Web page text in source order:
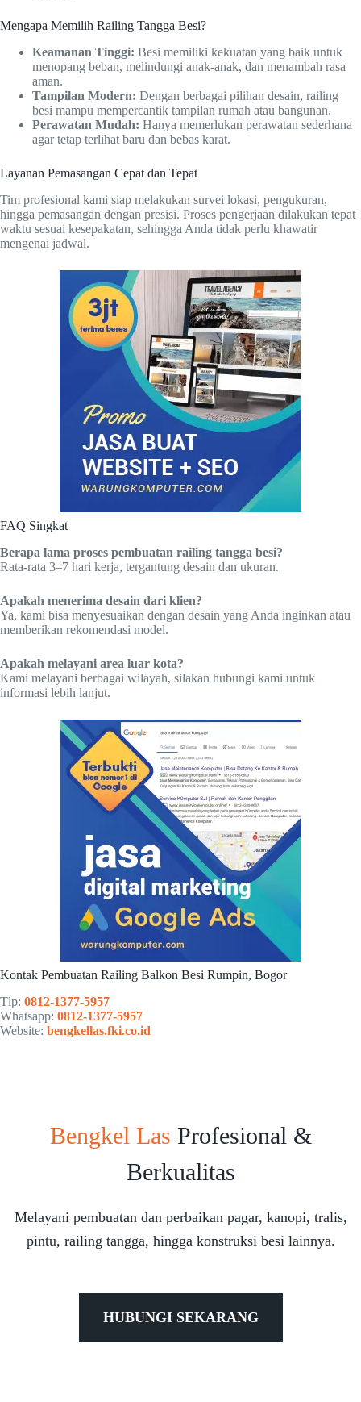
Mengapa Memilih Railing Tangga Besi?
Keamanan Tinggi: Besi memiliki kekuatan yang baik untuk
menopang beban, melindungi anak-anak, dan menambah rasa
aman.
Tampilan Modern: Dengan berbagai pilihan desain, railing
besi mampu mempercantik tampilan rumah atau bangunan.
Perawatan Mudah: Hanya memerlukan perawatan sederhana
agar tetap terlihat baru dan bebas karat.
Layanan Pemasangan Cepat dan Tepat
Tim profesional kami siap melakukan survei lokasi, pengukuran,
hingga pemasangan dengan presisi. Proses pengerjaan dilakukan tepat
waktu sesuai kesepakatan, sehingga Anda tidak perlu khawatir
mengenai jadwal.
FAQ Singkat
Berapa lama proses pembuatan railing tangga besi?
Rata-rata 3–7 hari kerja, tergantung desain dan ukuran.
Apakah menerima desain dari klien?
Ya, kami bisa menyesuaikan dengan desain yang Anda inginkan atau
memberikan rekomendasi model.
Apakah melayani area luar kota?
Kami melayani berbagai wilayah, silakan hubungi kami untuk
informasi lebih lanjut.
Kontak Pembuatan Railing Balkon Besi Rumpin, Bogor
Tlp: 0812-1377-5957
Whatsapp: 0812-1377-5957
Website: bengkellas.fki.co.id
Bengkel Las Profesional &
Berkualitas
Melayani pembuatan dan perbaikan pagar, kanopi, tralis,
pintu, railing tangga, hingga konstruksi besi lainnya.
HUBUNGI SEKARANG